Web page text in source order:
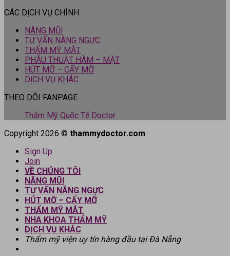
CÁC DỊCH VỤ CHÍNH
NÂNG MŨI
TƯ VẤN NÂNG NGỰC
THẨM MỸ MẮT
PHẪU THUẬT HÀM – MẶT
HÚT MỠ – CẤY MỠ
DỊCH VỤ KHÁC
THEO DÕI FANPAGE
Thẩm Mỹ Quốc Tế Doctor
Copyright 2026 © thammydoctor.com
Sign Up
Join
VỀ CHÚNG TÔI
NÂNG MŨI
TƯ VẤN NÂNG NGỰC
HÚT MỠ – CẤY MỠ
THẨM MỸ MẮT
NHA KHOA THẨM MỸ
DỊCH VỤ KHÁC
Thẩm mỹ viện uy tín hàng đầu tại Đà Nẵng